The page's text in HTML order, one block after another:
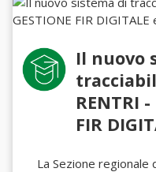
Il nuovo
RENTRI
FIR
La Sezione